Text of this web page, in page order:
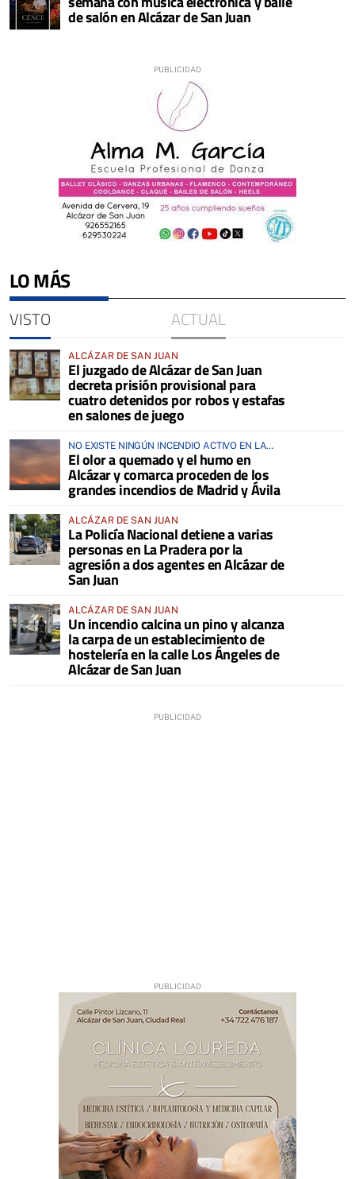
de salón en Alcázar de San Juan
LO MÁS
VISTO ACTUAL
ALCÁZAR DE SAN JUAN
El juzgado de Alcázar de San Juan
decreta prisión provisional para
cuatro detenidos por robos y estafas
en salones de juego
NO EXISTE NINGÚN INCENDIO ACTIVO EN LA
COMARCA
El olor a quemado y el humo en
Alcázar y comarca proceden de los
grandes incendios de Madrid y Ávila
ALCÁZAR DE SAN JUAN
La Policía Nacional detiene a varias
personas en La Pradera por la
agresión a dos agentes en Alcázar de
San Juan
ALCÁZAR DE SAN JUAN
Un incendio calcina un pino y alcanza
la carpa de un establecimiento de
hostelería en la calle Los Ángeles de
Alcázar de San Juan